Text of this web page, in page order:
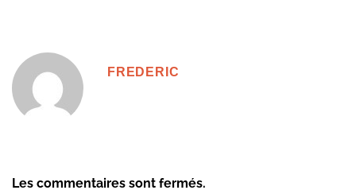
FREDERIC
Les commentaires sont fermés.